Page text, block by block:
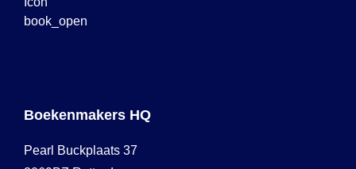
Boekenmakers HQ
Pearl Buckplaats 37